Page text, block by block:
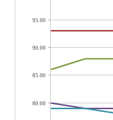
95.00
90.00
85.00
80.00